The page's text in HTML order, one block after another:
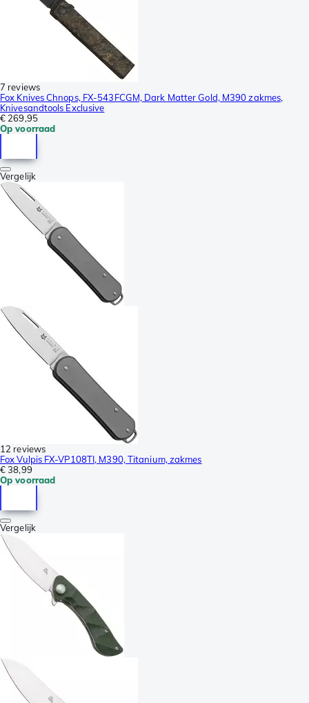
7 reviews
Fox Knives Chnops, FX-543FCGM, Dark Matter Gold, M390 zakmes,
Knivesandtools Exclusive
€ 269,95
Op voorraad
Vergelijk
12 reviews
Fox Vulpis FX-VP108TI, M390, Titanium, zakmes
€ 38,99
Op voorraad
Vergelijk